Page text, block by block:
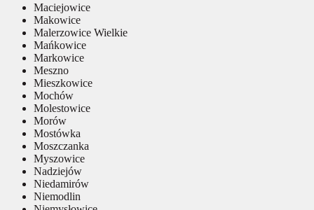
Maciejowice
Makowice
Malerzowice Wielkie
Mańkowice
Markowice
Meszno
Mieszkowice
Mochów
Molestowice
Morów
Mostówka
Moszczanka
Myszowice
Nadziejów
Niedamirów
Niemodlin